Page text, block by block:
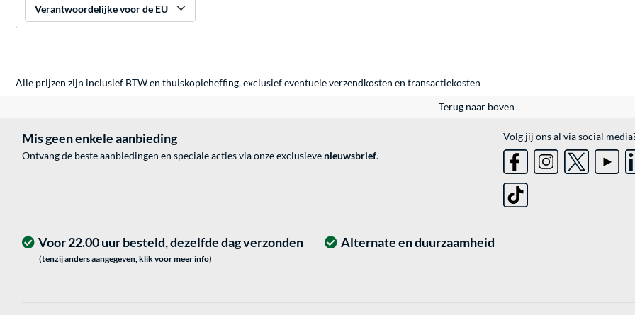
Verantwoordelijke voor de EU
Alle prijzen zijn inclusief BTW en thuiskopieheffing, exclusief eventueleverzendkosten en transactiekosten
Terug naar boven
Mis geen enkele aanbieding
Ontvang de beste aanbiedingen en speciale acties via onze exclusieve nieuwsbrief.
Volg jij ons al via social
Alternate en duurzaamheid
Voor 22.00 uur besteld, dezelfde dag verzonden
(tenzij anders aangegeven, klik voor meer info)